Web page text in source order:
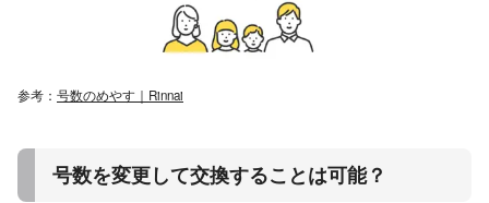
参考： 号数のめやす｜Rinnai
号数を変更して交換することは可能？